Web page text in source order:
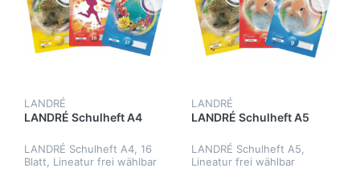
LANDRÉ
LANDRÉ Schulheft A4
LANDRÉ Schulheft A4, 16
Blatt, Lineatur frei wählbar
LANDRÉ
LANDRÉ Schulheft A5
LANDRÉ Schulheft A5,
Lineatur frei wählbar